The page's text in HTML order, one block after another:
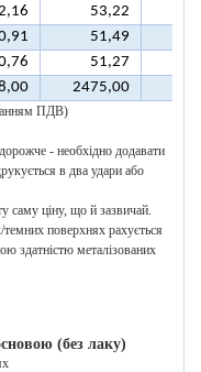
53,22
51,49
51,27
2475,00
ПДВ)
- необхідно додавати
в два удари або
ціну, що й зазвичай.
поверхнях рахується
здатністю металізованих
(без лаку)